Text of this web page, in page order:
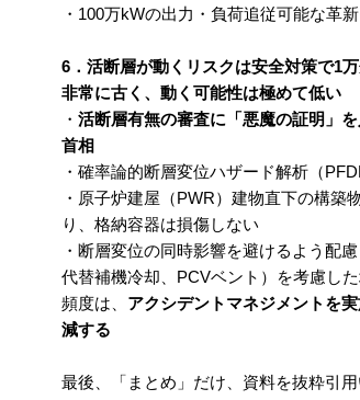
・100万kWの出力・負荷追従可能な革
6．活断層が動くリスクは安全対策で1
非常に古く、動く可能性は極めて低い
・ 活断層有無の審査に「悪魔の証明」
首相
・確率論的断層変位ハザード解析（
・原子炉建屋（PWR）建物直下の構築
り、格納容器は損傷しない
・断層変位の同時影響を避けるよう配
代替補機冷却、PCVベント）を考慮し
頻度は、 アクシデントマネジメントを
減する
最後、「まとめ」だけ、資料を抜粋引用